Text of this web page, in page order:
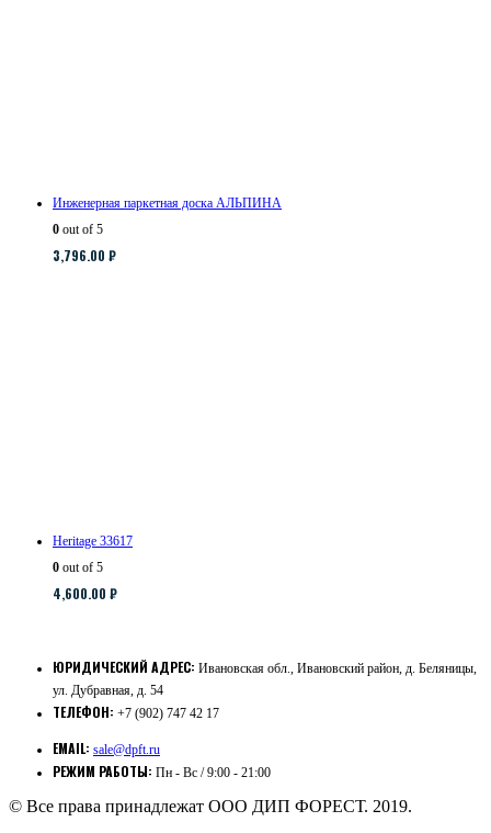
Инженерная паркетная доска АЛЬПИНА
0 out of 5
3,796.00 ₽
Heritage 33617
0 out of 5
4,600.00 ₽
ЮРИДИЧЕСКИЙ АДРЕС: Ивановская обл., Ивановский район, д. Беляницы,
ул. Дубравная, д. 54
ТЕЛЕФОН: +7 (902) 747 42 17
EMAIL: sale@dpft.ru
РЕЖИМ РАБОТЫ: Пн - Вс / 9:00 - 21:00
© Все права принадлежат ООО ДИП ФОРЕСТ. 2019.